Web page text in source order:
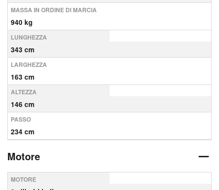
MASSA IN ORDINE DI MARCIA
940 kg
LUNGHEZZA
343 cm
LARGHEZZA
163 cm
ALTEZZA
146 cm
PASSO
234 cm
Motore
MOTORE